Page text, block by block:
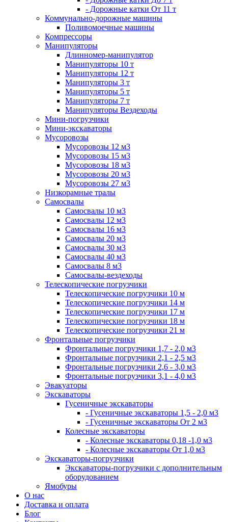
- Дорожные катки От 11 т
Коммунально-дорожные машины
Поливомоечные машины
Компрессоры
Манипуляторы
Длинномер-манипулятор
Манипуляторы 10 т
Манипуляторы 12 т
Манипуляторы 3 т
Манипуляторы 5 т
Манипуляторы 7 т
Манипуляторы Вездеходы
Мини-погрузчики
Мини-экскаваторы
Мусоровозы
Мусоровозы 12 м3
Мусоровозы 15 м3
Мусоровозы 18 м3
Мусоровозы 20 м3
Мусоровозы 27 м3
Низкорамные тралы
Самосвалы
Самосвалы 10 м3
Самосвалы 12 м3
Самосвалы 16 м3
Самосвалы 20 м3
Самосвалы 30 м3
Самосвалы 40 м3
Самосвалы 8 м3
Самосвалы-вездеходы
Телескопические погрузчики
Телескопические погрузчики 10 м
Телескопические погрузчики 14 м
Телескопические погрузчики 17 м
Телескопические погрузчики 18 м
Телескопические погрузчики 21 м
Фронтальные погрузчики
Фронтальные погрузчики 1,7 - 2,0 м3
Фронтальные погрузчики 2,1 - 2,5 м3
Фронтальные погрузчики 2,6 - 3,0 м3
Фронтальные погрузчики 3,1 - 4,0 м3
Эвакуаторы
Экскаваторы
Гусеничные экскаваторы
- Гусеничные экскаваторы 1,5 - 2,0 м3
- Гусеничные экскаваторы От 2 м3
Колесные экскаваторы
- Колесные экскаваторы 0,18 -1,0 м3
- Колесные экскаваторы От 1,0 м3
Экскаваторы-погрузчики
Экскаваторы-погрузчики с дополнительным
оборудованием
Ямобуры
О нас
Доставка и оплата
Блог